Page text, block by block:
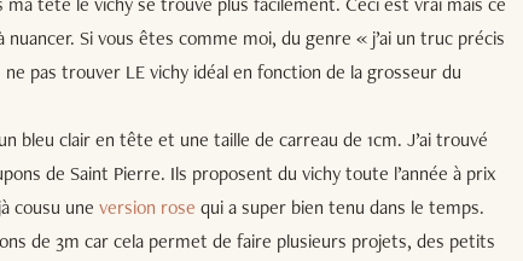
Si vous êtes comme moi, du genre « j’ai un truc précis
pas trouver LE vichy idéal en fonction de la grosseur du
bleu clair en tête et une taille de carreau de 1cm. J’ai trouvé
de Saint Pierre. Ils proposent du vichy toute l’année à prix
cousu une version rose qui a super bien tenu dans le temps.
de 3m car cela permet de faire plusieurs projets, des petits